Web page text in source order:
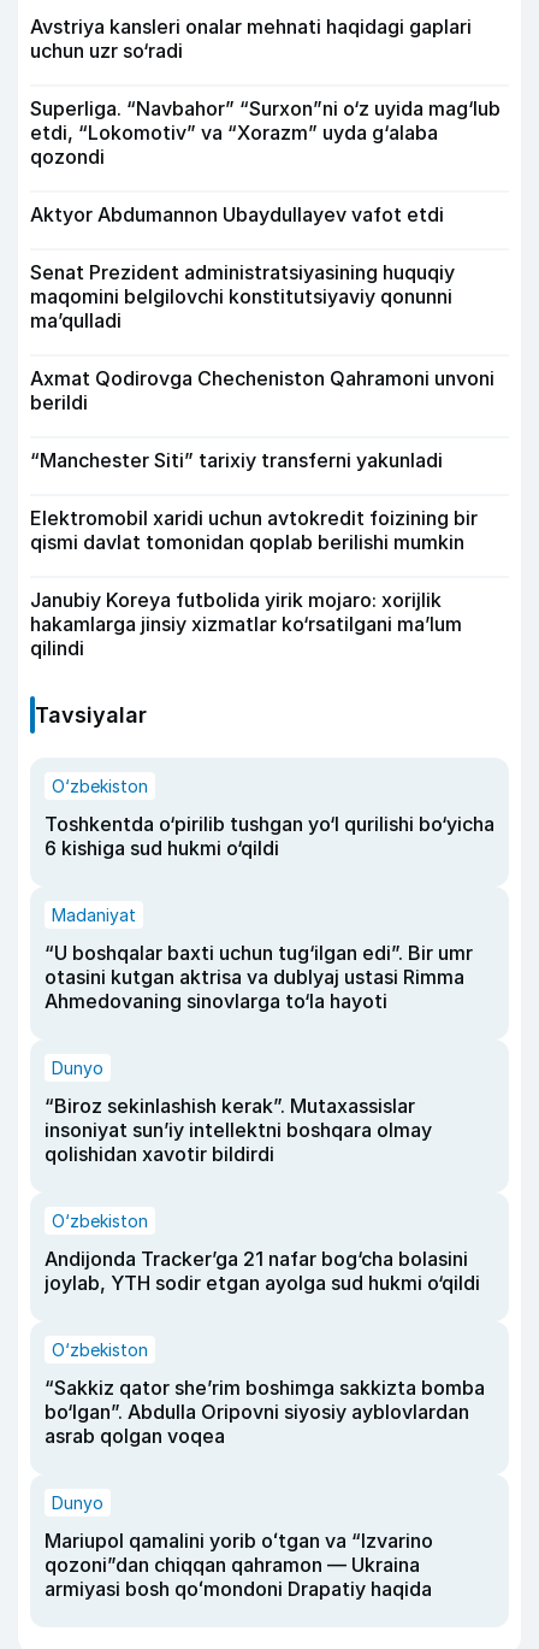
Avstriya kansleri onalar mehnati haqidagi gaplari
uchun uzr so‘radi
Superliga. “Navbahor” “Surxon”ni o‘z uyida mag‘lub
etdi, “Lokomotiv” va “Xorazm” uyda g‘alaba
qozondi
Aktyor Abdu­mannon Ubaydullayev vafot etdi
Senat Prezident administratsiyasining huquqiy
maqomini belgilovchi konstitutsiyaviy qonunni
ma’qulladi
Axmat Qodirovga Checheniston Qahramoni unvoni
berildi
“Manchester Siti” tarixiy transferni yakunladi
Elektromobil xaridi uchun avtokredit foizining bir
qismi davlat tomonidan qoplab berilishi mumkin
Janubiy Koreya futbolida yirik mojaro: xorijlik
hakamlarga jinsiy xizmatlar ko‘rsatilgani ma’lum
qilindi
Tavsiyalar
O‘zbekiston
Toshkentda o‘pirilib tushgan yo‘l qurilishi bo‘yicha
6 kishiga sud hukmi o‘qildi
Madaniyat
“U boshqalar baxti uchun tug‘ilgan edi”. Bir umr
otasini kutgan aktrisa va dublyaj ustasi Rimma
Ahmedovaning sinovlarga to‘la hayoti
Dunyo
“Biroz sekinlashish kerak”. Mutaxassislar
insoniyat sun’iy intellektni boshqara olmay
qolishidan xavotir bildirdi
O‘zbekiston
Andijonda Tracker’ga 21 nafar bog‘cha bolasini
joylab, YTH sodir etgan ayolga sud hukmi o‘qildi
O‘zbekiston
“Sakkiz qator she’rim boshimga sakkizta bomba
bo‘lgan”. Abdulla Oripovni siyosiy ayblovlardan
asrab qolgan voqea
Dunyo
Mariupol qamalini yorib oʻtgan va “Izvarino
qozoni”dan chiqqan qahramon — Ukraina
armiyasi bosh qoʻmondoni Drapatiy haqida